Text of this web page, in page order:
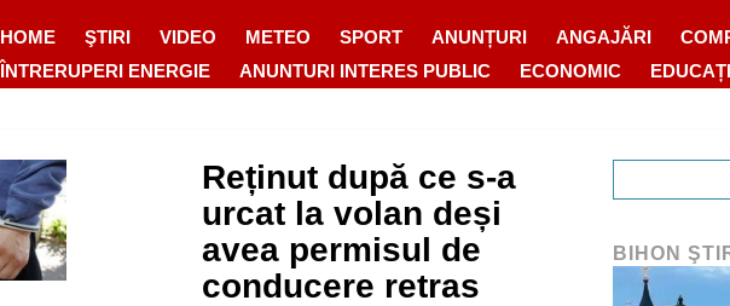
HOME ŞTIRI VIDEO METEO SPORT ANUNȚURI ANGAJĂRI
ÎNTRERUPERI ENERGIE
ANUNTURI INTERES PUBLIC ECONOMIC
Reținut după ce s-a
urcat la volan deși
avea permisul de
conducere retras
BIHON